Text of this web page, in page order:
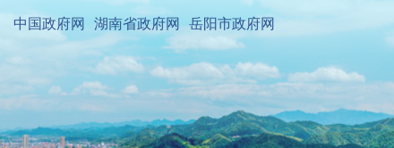
中国政府网 湖南省政府网 岳阳市政府网